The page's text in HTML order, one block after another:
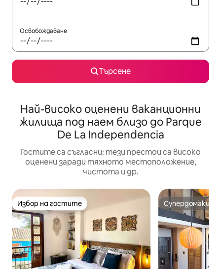
Освобождаване
Търсене
Най-високо оценени ваканционни
жилища под наем близо до Parque
De La Independencia
Гостите са съгласни: тези престои са високо
оценени заради тяхното местоположение,
чистота и др.
Избор на гостите
Избор на гостите Супердомакин
Супердомакин